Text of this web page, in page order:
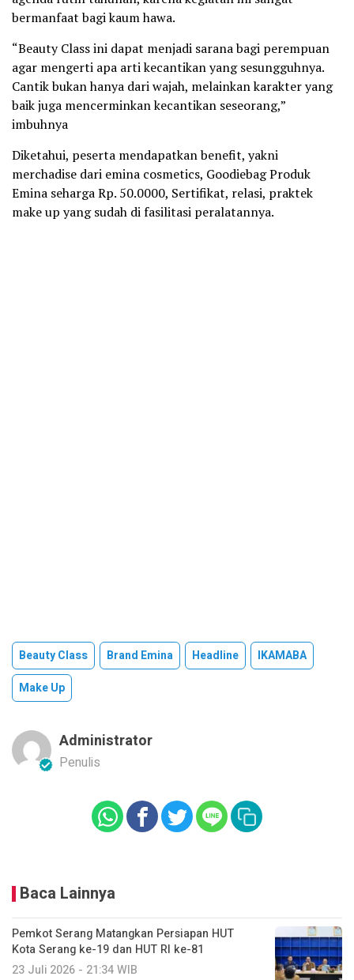
bermanfaat bagi kaum hawa.
“Beauty Class ini dapat menjadi sarana bagi perempuan
agar mengerti apa arti kecantikan yang sesungguhnya.
Cantik bukan hanya dari wajah, melainkan karakter yang
baik juga mencerminkan kecantikan seseorang,”
imbuhnya
Diketahui, peserta mendapatkan benefit, yakni
merchadise dari emina cosmetics, Goodiebag Produk
Emina seharga Rp. 50.0000, Sertifikat, relasi, praktek
make up yang sudah di fasilitasi peralatannya.
Beauty Class Brand Emina Headline
IKAMABA
Make Up
Administrator
Penulis
Baca Lainnya
Pemkot Serang Matangkan Persiapan HUT
Kota Serang ke-19 dan HUT RI ke-81
23 Juli 2026 - 21:34 WIB